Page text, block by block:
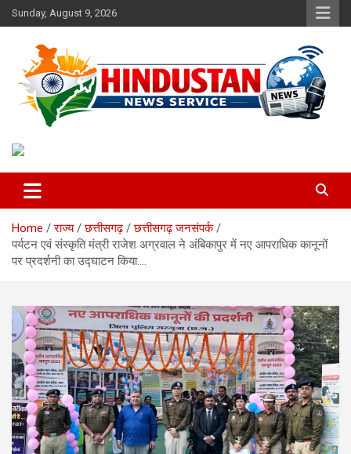
Skip
to
Sunday, August 9, 2026
Hindustan News Service
Home राज्य छत्तीसगढ़
छत्तीसगढ़ जनसंपर्क
पर्यटन एवं संस्कृति मंत्री राजेश अग्रवाल ने अंबिकापुर में नए आपराधिक कानूनों
पर प्रदर्शनी का उद्घाटन किया….